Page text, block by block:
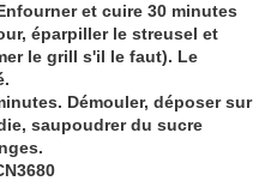
et cuire 30 minutes
éparpiller le streusel et
le grill s'il le faut). Le
Démouler, déposer sur
saupoudrer du sucre